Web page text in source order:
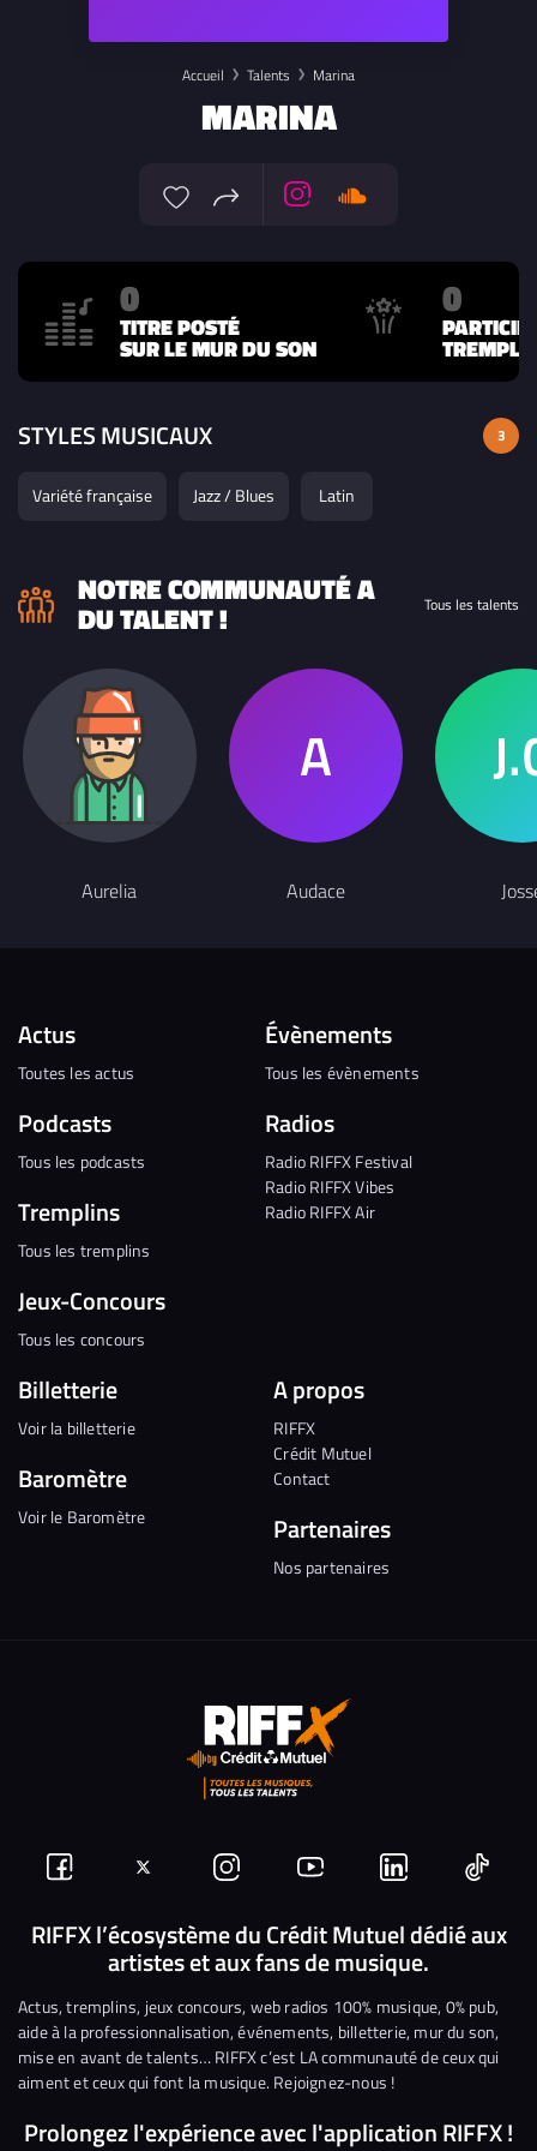
Accueil Talents Marina
MARINA
0
TITRE POSTÉ
SUR LE MUR DU SON
0
STYLES MUSICAUX 3
Variété française Jazz / Blues Latin
NOTRE COMMUNAUTÉ A
DU TALENT ! Tous les talents
Aurelia Audace
Actus
Toutes les actus
Podcasts
Tous les podcasts
Tremplins
Tous les tremplins
Jeux-Concours
Tous les concours
Évènements
Tous les évènements
Radios
Radio RIFFX Festival
Radio RIFFX Vibes
Radio RIFFX Air
Billetterie
Voir la billetterie
Baromètre
Voir le Baromètre
A propos
RIFFX
Crédit Mutuel
Contact
Partenaires
Nos partenaires
Suivez-
nous
Facebook
Suivez-
nous
sur
Twitter
Nous
rejoindre
sur
Instagram
Nous
rejoindre
sur
YouTube
Nous
rejoindre
sur
Linkedin
Nous
RIFFX l’écosystème du Crédit Mutuel dédié aux
artistes et aux fans de musique.
Actus, tremplins, jeux concours, web radios 100% musique, 0% pub,
aide à la professionnalisation, événements, billetterie, mur du son,
mise en avant de talents… RIFFX c’est LA communauté de ceux qui
aiment et ceux qui font la musique. Rejoignez-nous !
Prolongez l'expérience avec l'application RIFFX !